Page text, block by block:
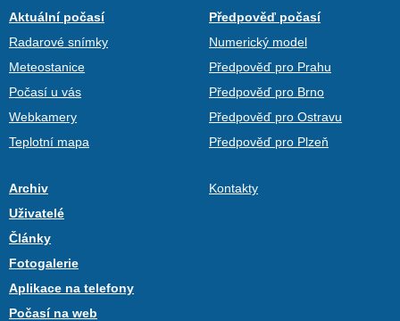
Aktuální počasí
Radarové snímky
Meteostanice
Počasí u vás
Webkamery
Teplotní mapa
Předpověď počasí
Numerický model
Předpověď pro Prahu
Předpověď pro Brno
Předpověď pro Ostravu
Předpověď pro Plzeň
Archiv
Uživatelé
Články
Fotogalerie
Aplikace na telefony
Počasí na web
Kontakty